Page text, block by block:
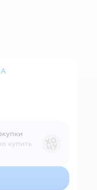
купить